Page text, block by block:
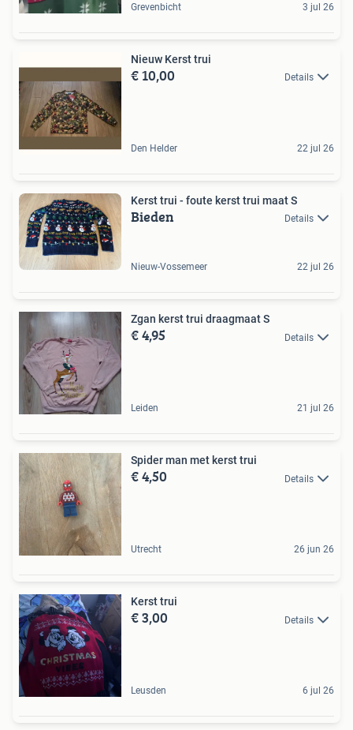
Grevenbicht 3 jul 26
Nieuw Kerst trui
€ 10,00 Details
Den Helder 22 jul 26
Kerst trui - foute kerst trui maat S
Bieden Details
Nieuw-Vossemeer 22 jul 26
Zgan kerst trui draagmaat S
€ 4,95 Details
Leiden 21 jul 26
Spider man met kerst trui
€ 4,50 Details
Utrecht 26 jun 26
Kerst trui
€ 3,00 Details
Leusden 6 jul 26